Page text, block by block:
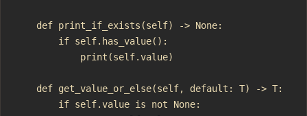
    def print_if_exists(self) -> None:
        if self.has_value():
            print(self.value)
    def get_value_or_else(self, default: T) -> T:
        if self.value is not None: